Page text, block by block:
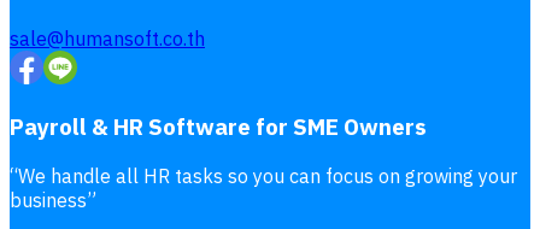
sale@humansoft.co.th
Payroll & HR Software for SME Owners
“We handle all HR tasks so you can focus on growing your
business”